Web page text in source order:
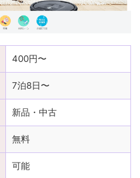
400円〜
7泊8日〜
新品・中古
無料
可能